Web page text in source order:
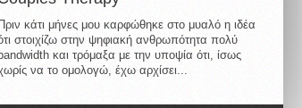
Πριν κάτι μήνες μου καρφώθηκε στο μυαλό η ιδέα
στοιχίζω στην ψηφιακή ανθρωπότητα πολύ
bandwidth και τρόμαξα με την υποψία ότι, ίσως
να το ομολογώ, έχω αρχίσει...